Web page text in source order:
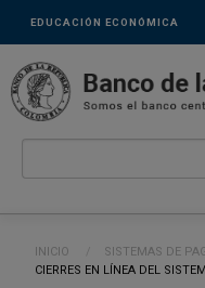
Pasar al contenido principal
Links
secundarios
EDUCACIÓN ECONÓMICA
Ruta de
INICIO
SISTEMAS DE
CURRENT:
CIERRES EN LÍNEA DEL